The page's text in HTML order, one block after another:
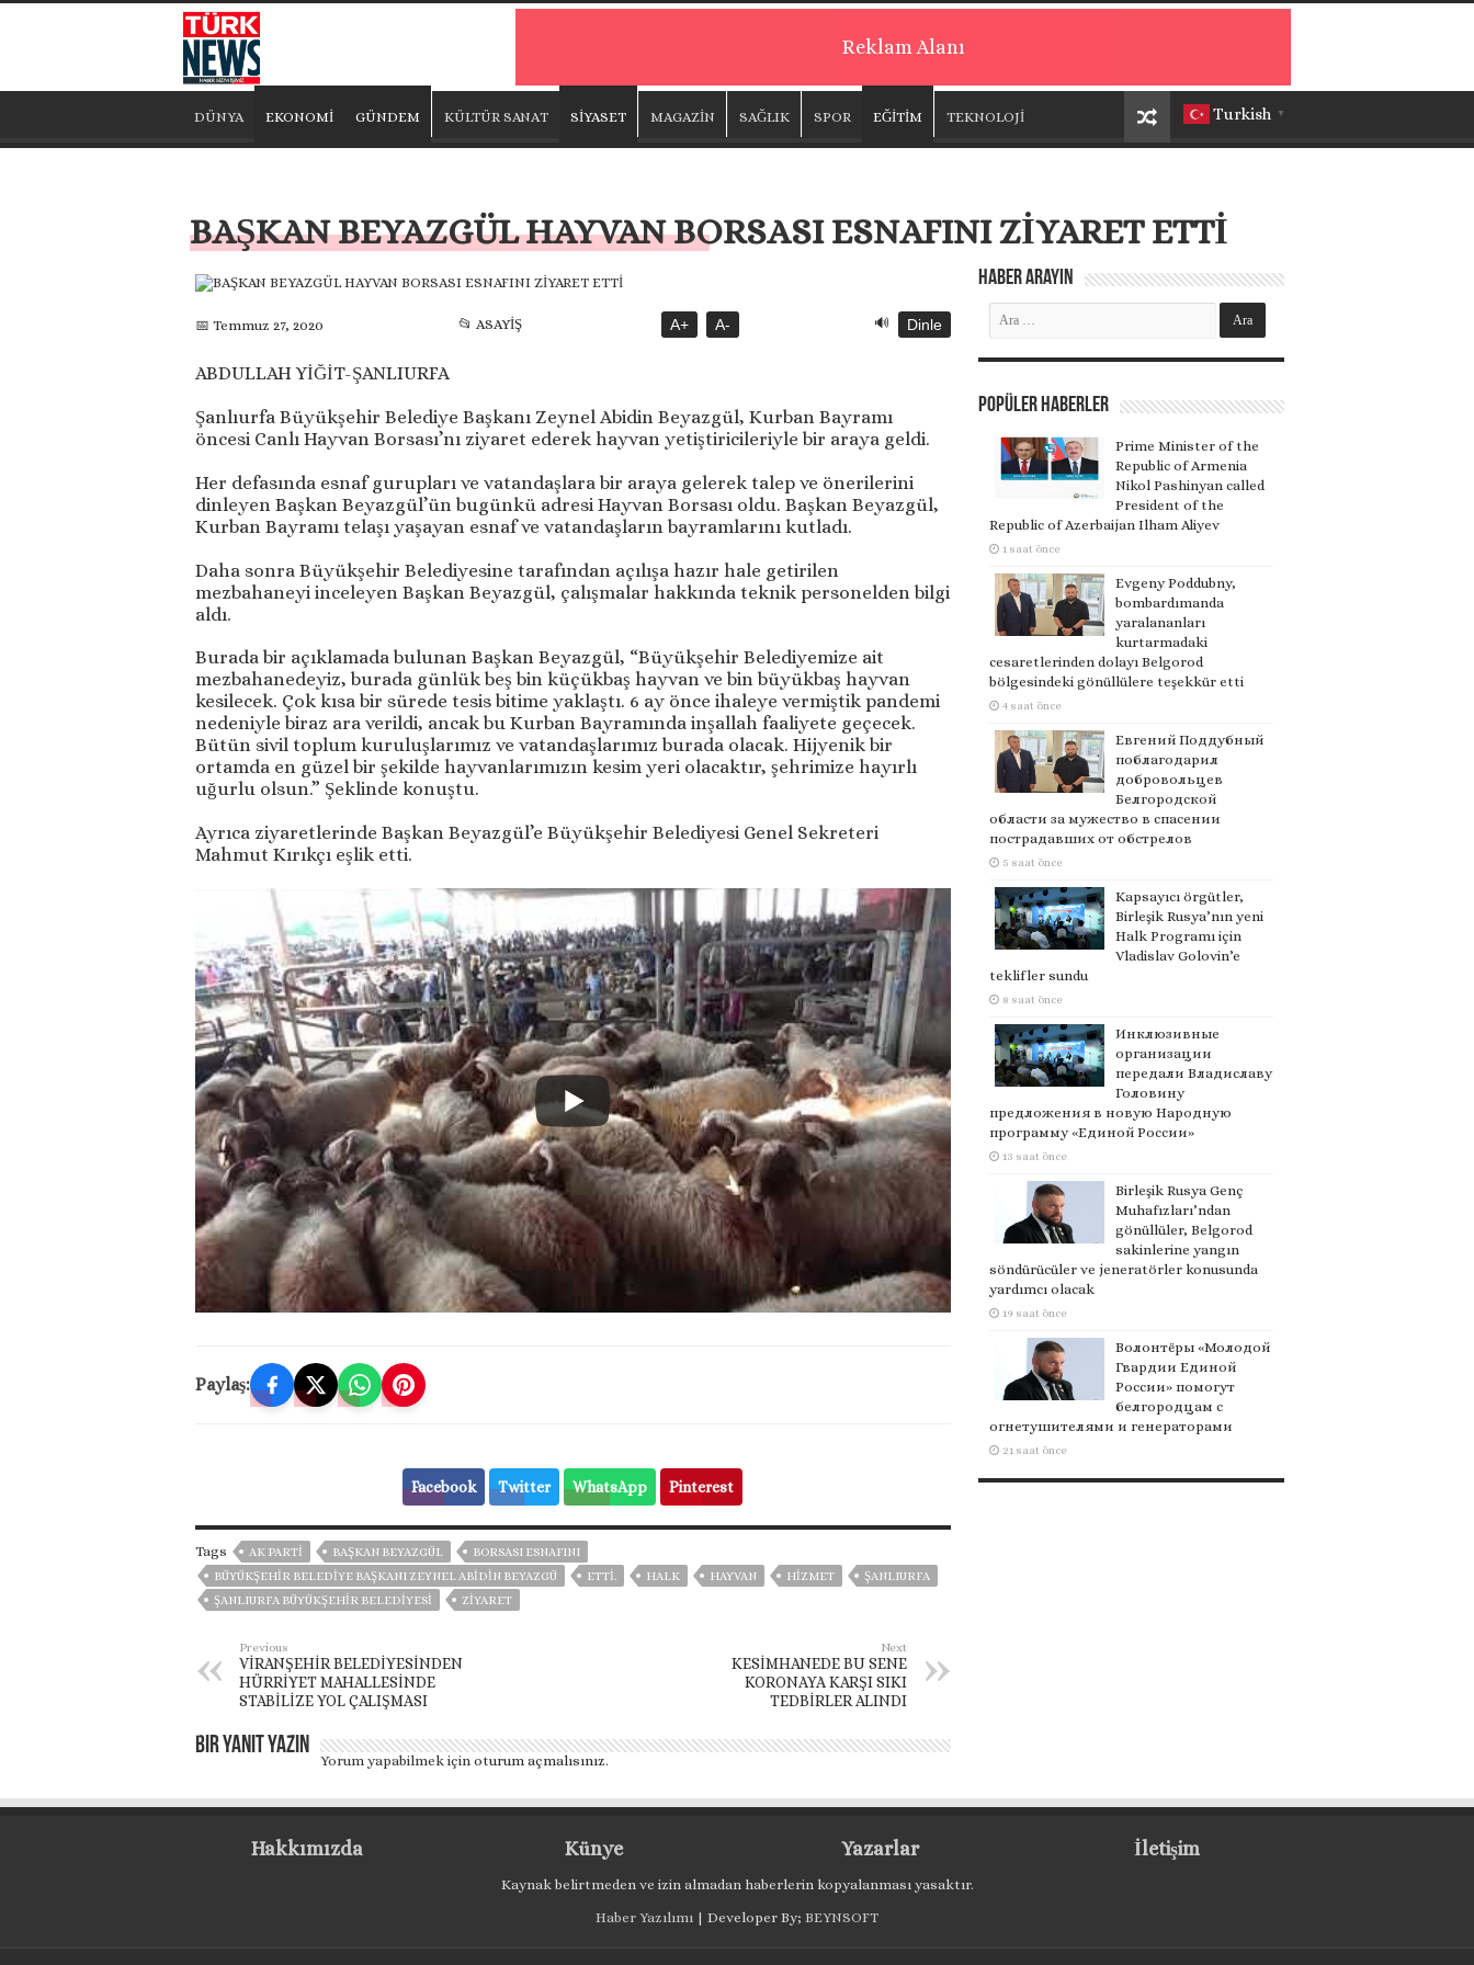
Reklam Alanı
Turkish ▼
DÜNYA EKONOMİ GÜNDEM KÜLTÜR SANAT SİYASET MAGAZİN SAĞLIK SPOR EĞİTİM TEKNOLOJİ
BAŞKAN BEYAZGÜL HAYVAN BORSASI ESNAFINI ZİYARET ETTİ
📅 Temmuz 27, 2020 📂 ASAYİŞ A+ A- 🔊 Dinle
ABDULLAH YİĞİT-ŞANLIURFA
Şanlıurfa Büyükşehir Belediye Başkanı Zeynel Abidin Beyazgül, Kurban Bayramı
öncesi Canlı Hayvan Borsası’nı ziyaret ederek hayvan yetiştiricileriyle bir araya geldi.
Her defasında esnaf gurupları ve vatandaşlara bir araya gelerek talep ve önerilerini
dinleyen Başkan Beyazgül’ün bugünkü adresi Hayvan Borsası oldu. Başkan Beyazgül,
Kurban Bayramı telaşı yaşayan esnaf ve vatandaşların bayramlarını kutladı.
Daha sonra Büyükşehir Belediyesine tarafından açılışa hazır hale getirilen
mezbahaneyi inceleyen Başkan Beyazgül, çalışmalar hakkında teknik personelden bilgi
aldı.
Burada bir açıklamada bulunan Başkan Beyazgül, “Büyükşehir Belediyemize ait
mezbahanedeyiz, burada günlük beş bin küçükbaş hayvan ve bin büyükbaş hayvan
kesilecek. Çok kısa bir sürede tesis bitime yaklaştı. 6 ay önce ihaleye vermiştik pandemi
nedeniyle biraz ara verildi, ancak bu Kurban Bayramında inşallah faaliyete geçecek.
Bütün sivil toplum kuruluşlarımız ve vatandaşlarımız burada olacak. Hijyenik bir
ortamda en güzel bir şekilde hayvanlarımızın kesim yeri olacaktır, şehrimize hayırlı
uğurlu olsun.” Şeklinde konuştu.
Ayrıca ziyaretlerinde Başkan Beyazgül’e Büyükşehir Belediyesi Genel Sekreteri
Mahmut Kırıkçı eşlik etti.
Paylaş:
Facebook Twitter WhatsApp Pinterest
Tags AK PARTİ BAŞKAN BEYAZGÜL
BORSASI ESNAFINI
BÜYÜKŞEHIR BELEDIYE BAŞKANI ZEYNEL ABIDIN BEYAZGÜ
ETTI. HALK HAYVAN HİZMET
ŞANLIURFA
ŞANLIURFA BÜYÜKŞEHIR BELEDIYESI
ZIYARET
Previous
VİRANŞEHİR BELEDİYESİNDEN
HÜRRİYET MAHALLESİNDE
STABİLİZE YOL ÇALIŞMASI
Next
KESİMHANEDE BU SENE
KORONAYA KARŞI SIKI
TEDBİRLER ALINDI
Bir yanıt yazın
Yorum yapabilmek için oturum açmalısınız.
Haber Arayın
Popüler Haberler
Prime Minister of the
Republic of Armenia
Nikol Pashinyan called
President of the
Republic of Azerbaijan Ilham Aliyev
1 saat önce
Evgeny Poddubny,
bombardımanda
yaralananları
kurtarmadaki
cesaretlerinden dolayı Belgorod
bölgesindeki gönüllülere teşekkür etti
4 saat önce
Евгений Поддубный
поблагодарил
добровольцев
Белгородской
области за мужество в спасении
пострадавших от обстрелов
5 saat önce
Kapsayıcı örgütler,
Birleşik Rusya’nın yeni
Halk Programı için
Vladislav Golovin’e
teklifler sundu
8 saat önce
Инклюзивные
организации
передали Владиславу
Головину
предложения в новую Народную
программу «Единой России»
13 saat önce
Birleşik Rusya Genç
Muhafızları’ndan
gönüllüler, Belgorod
sakinlerine yangın
söndürücüler ve jeneratörler konusunda
yardımcı olacak
19 saat önce
Волонтёры «Молодой
Гвардии Единой
России» помогут
белгородцам с
огнетушителями и генераторами
21 saat önce
Hakkımızda Künye Yazarlar İletişim
Kaynak belirtmeden ve izin almadan haberlerin kopyalanması yasaktır.
Haber Yazılımı | Developer By; BEYNSOFT